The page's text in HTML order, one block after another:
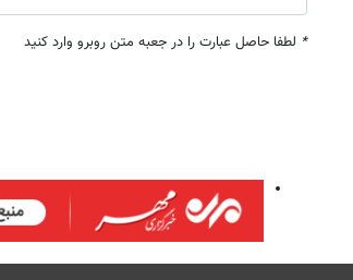
* لطفا حاصل عبارت را در جعبه متن روبرو وارد کنید